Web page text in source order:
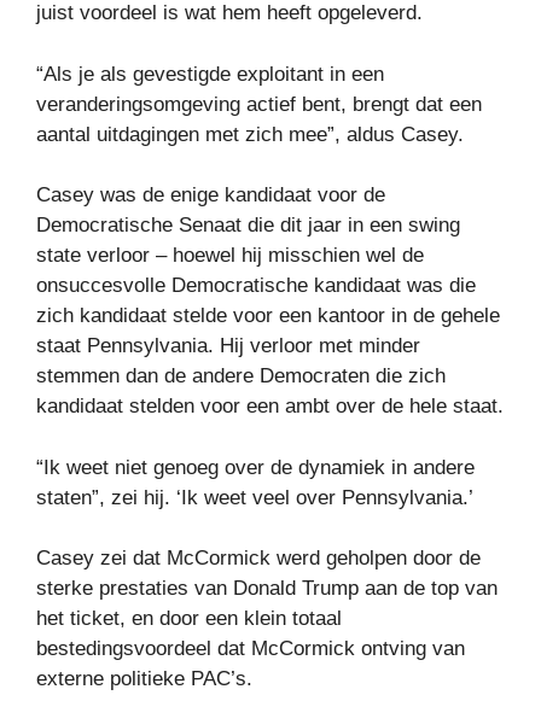
juist voordeel is wat hem heeft opgeleverd.
“Als je als gevestigde exploitant in een
veranderingsomgeving actief bent, brengt dat een
aantal uitdagingen met zich mee”, aldus Casey.
Casey was de enige kandidaat voor de
Democratische Senaat die dit jaar in een swing
state verloor – hoewel hij misschien wel de
onsuccesvolle Democratische kandidaat was die
zich kandidaat stelde voor een kantoor in de gehele
staat Pennsylvania. Hij verloor met minder
stemmen dan de andere Democraten die zich
kandidaat stelden voor een ambt over de hele staat.
“Ik weet niet genoeg over de dynamiek in andere
staten”, zei hij. ‘Ik weet veel over Pennsylvania.’
Casey zei dat McCormick werd geholpen door de
sterke prestaties van Donald Trump aan de top van
het ticket, en door een klein totaal
bestedingsvoordeel dat McCormick ontving van
externe politieke PAC’s.